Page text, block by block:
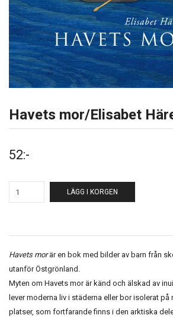
Havets mor/Elisabet
52:-
LÄGG I KORGEN
Havets morär en bok med bilder av barn från
utanför Östgrönland.
Myten om Havets mor är känd och älskad av
lever moderna liv i städerna eller bor isolerat på
platser, som fortfarande finns i den arktiska